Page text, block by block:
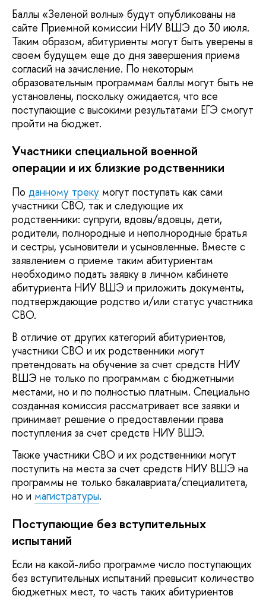
Баллы «Зеленой волны» будут опубликованы на
сайте Приемной комиссии НИУ ВШЭ до 30 июля.
Таким образом, абитуриенты могут быть уверены в
своем будущем еще до дня завершения приема
согласий на зачисление. По некоторым
образовательным программам баллы могут быть не
установлены, поскольку ожидается, что все
поступающие с высокими результатами ЕГЭ смогут
пройти на бюджет.
Участники специальной военной
операции и их близкие родственники
По данному треку могут поступать как сами
участники СВО, так и следующие их
родственники: супруги, вдовы/вдовцы, дети,
родители, полнородные и неполнородные братья
и сестры, усыновители и усыновленные. Вместе с
заявлением о приеме таким абитуриентам
необходимо подать заявку в личном кабинете
абитуриента НИУ ВШЭ и приложить документы,
подтверждающие родство и/или статус участника
СВО.
В отличие от других категорий абитуриентов,
участники СВО и их родственники могут
претендовать на обучение за счет средств НИУ
ВШЭ не только по программам с бюджетными
местами, но и по полностью платным. Специально
созданная комиссия рассматривает все заявки и
принимает решение о предоставлении права
поступления за счет средств НИУ ВШЭ.
Также участники СВО и их родственники могут
поступить на места за счет средств НИУ ВШЭ на
программы не только бакалавриата/специалитета,
но и магистратуры.
Поступающие без вступительных
испытаний
Если на какой-либо программе число поступающих
без вступительных испытаний превысит количество
бюджетных мест, то часть таких абитуриентов